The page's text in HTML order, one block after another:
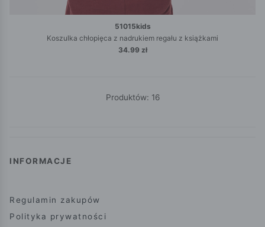
51015kids
Koszulka chłopięca z nadrukiem regału z książkami
34.99 zł
Produktów: 16
INFORMACJE
Regulamin zakupów
Polityka prywatności